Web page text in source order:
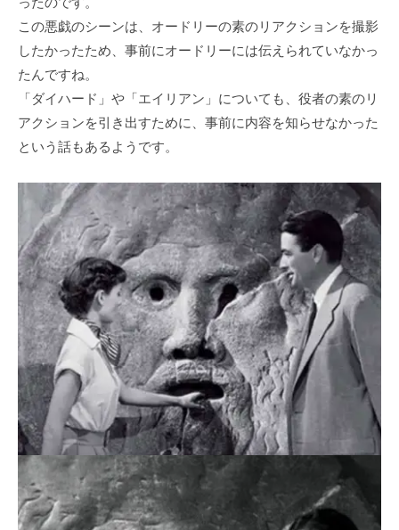
この悪戯のシーンは、オードリーの素のリアクションを撮影
したかったため、事前にオードリーには伝えられていなかっ
たんですね。
「ダイハード」や「エイリアン」についても、役者の素のリ
アクションを引き出すために、事前に内容を知らせなかった
という話もあるようです。